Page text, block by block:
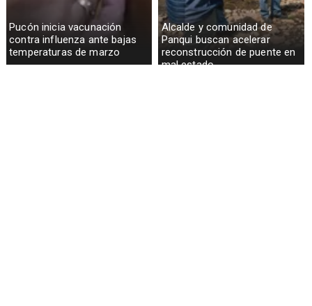
Pucón inicia vacunación
contra influenza ante bajas
temperaturas de marzo
Alcalde y comunidad de
Panqui buscan acelerar
reconstrucción de puente en
mal estado